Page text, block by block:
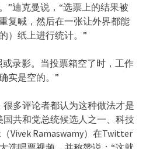
”迪克曼说，“选票上的结果被
复喊，然后在一张让外界都能
）纸上进行统计。”
录影。当投票箱空了时，工作
实是空的。”
多评论者都认为这种做法才是
共和党总统候选人之一、科技
Vivek Ramaswamy）在Twitter